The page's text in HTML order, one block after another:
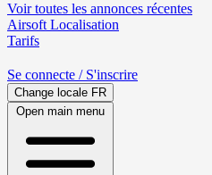
Voir toutes les annonces récentes
Airsoft Localisation
Tarifs
Se connecte / S'inscrire
Change locale FR
Open main menu